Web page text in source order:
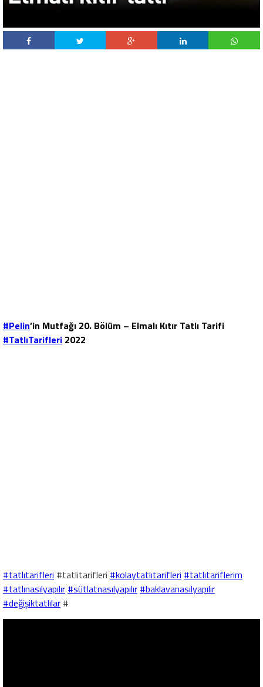
#Pelin’in Mutfağı 20. Bölüm – Elmalı Kıtır Tatlı Tarifi
#TatlıTarifleri 2022
#tatlıtarifleri #tatlitarifleri #kolaytatlıtarifleri #tatlıtariflerim
#tatlınasılyapılır #sütlatnasılyapılır #baklavanasılyapılır
#değişiktatlılar #